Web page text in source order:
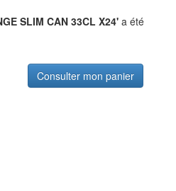
SLIM CAN 33CL X24' a été
Consulter mon panier